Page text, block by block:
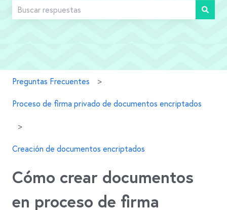
Preguntas Frecuentes
Proceso de firma privado de documentos encriptados
Creación de documentos encriptados
Cómo crear documentos
en proceso de firma